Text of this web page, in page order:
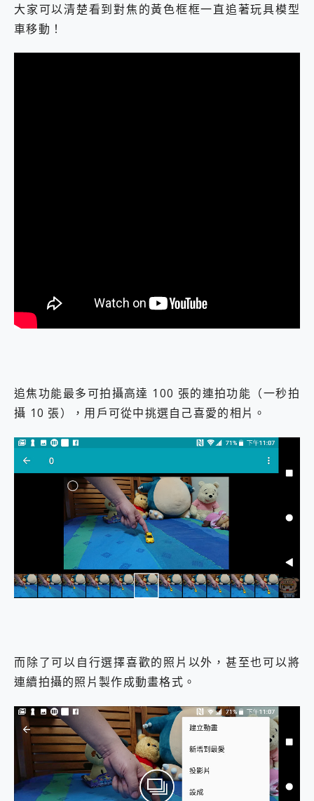
大家可以清楚看到對焦的黃色框框一直追著玩具模型
車移動！
追焦功能最多可拍攝高達 100 張的連拍功能（一秒拍
攝 10 張），用戶可從中挑選自己喜愛的相片。
而除了可以自行選擇喜歡的照片以外，甚至也可以將
連續拍攝的照片製作成動畫格式。